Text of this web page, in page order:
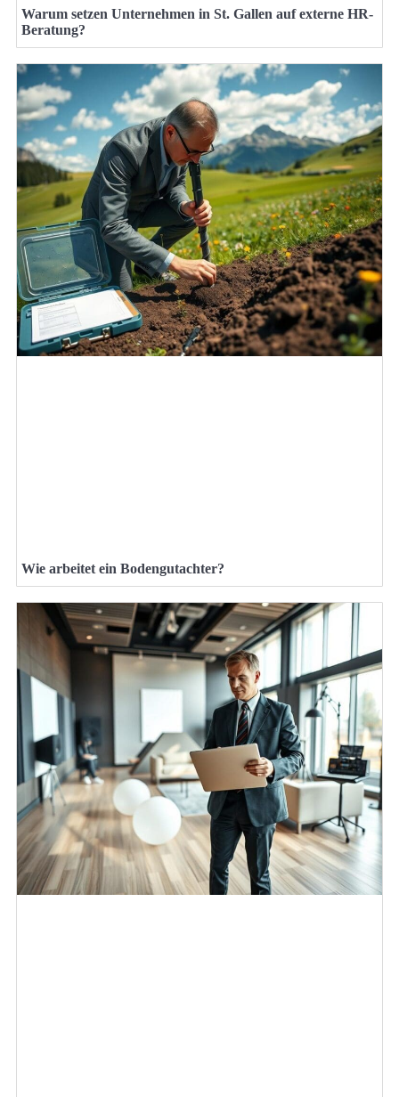
Warum setzen Unternehmen in St. Gallen auf externe HR-
Beratung?
Wie arbeitet ein Bodengutachter?